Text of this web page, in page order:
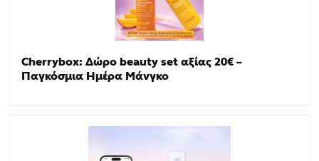
Cherrybox: Δώρο beauty set αξίας 20€ –
Παγκόσμια Ημέρα Μάνγκο